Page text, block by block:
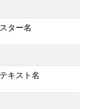
ター名
キスト名